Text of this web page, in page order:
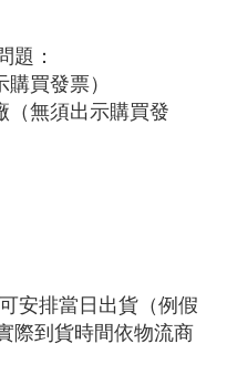
題：
買發票）
（無須出示購買發
安排當日出貨（例假
際到貨時間依物流商